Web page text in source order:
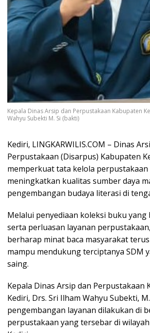
Kepala Dinas Arsip dan Perpustakaan Kabupaten
Wahyu Subekti M. Si (bakti)
Kediri, LINGKARWILIS.COM – Dinas
Perpustakaan (Disarpus) Kabupaten
memperkuat tata kelola perpustakaan
meningkatkan kualitas sumber daya
pengembangan budaya literasi di
Melalui penyediaan koleksi buku yang
serta perluasan layanan
berharap minat baca masyarakat
mampu mendukung terciptanya SDM
saing.
Kepala Dinas Arsip dan Perpustakaan
Kediri, Drs. Sri Ilham Wahyu Subekti,
pengembangan layanan dilakukan di
perpustakaan yang tersebar di